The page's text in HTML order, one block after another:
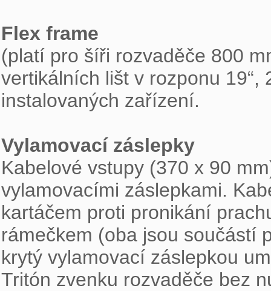
Flex frame
(platí pro šíři rozvaděče 800
vertikálních lišt v rozponu 19“,
instalovaných zařízení.
Vylamovací záslepky
Kabelové vstupy (370 x 90
vylamovacími záslepkami.
kartáčem proti pronikání
rámečkem (oba jsou součástí
krytý vylamovací záslepkou
Tritón zvenku rozvaděče bez